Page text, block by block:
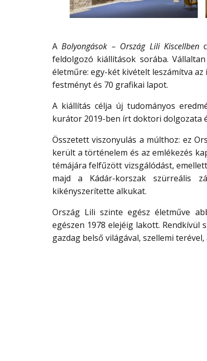
ABolyongások – Ország Lili Kiscellben
feldolgozó kiállítások sorába.
életműre: egy-két kivételt leszámítva
festményt és 70 grafikai lapot.
A kiállítás célja új tudományos
kurátor 2019-ben írt doktori dolgozata
Összetett viszonyulás a múlthoz: ez
került a történelem és az emlékezés
témájára felfűzött vizsgálódást,
majd a Kádár-korszak szürreális
kikényszerítette alkukat.
Ország Lili szinte egész életműve
egészen 1978 elejéig lakott. Rendkívül
gazdag belső világával, szellemi